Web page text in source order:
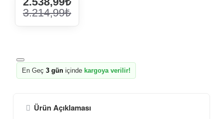
3.214,99₺
En Geç 3 gün içinde kargoya verilir!
Ürün Açıklaması